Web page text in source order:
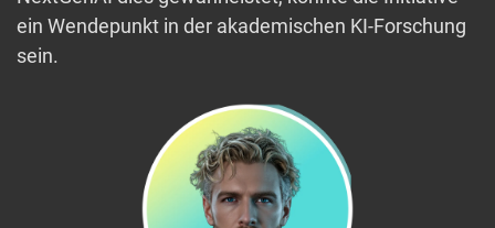
ein Wendepunkt in der akademischen KI-Forschung
sein.